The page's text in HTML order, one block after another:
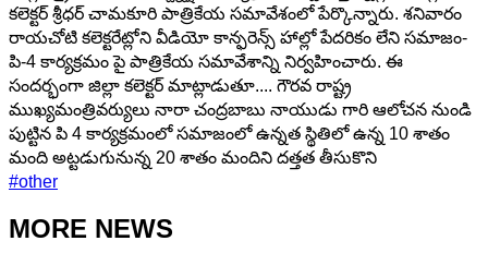
కలెక్టర్ శ్రీధర్ చామకూరి పాత్రికేయ సమావేశంలో పేర్కొన్నారు. శనివారం
రాయచోటి కలెక్టరేట్లోని వీడియో కాన్ఫరెన్స్ హాల్లో పేదరికం లేని సమాజం-
పి-4 కార్యక్రమం పై పాత్రికేయ సమావేశాన్ని నిర్వహించారు. ఈ
సందర్భంగా జిల్లా కలెక్టర్ మాట్లాడుతూ.... గౌరవ రాష్ట్ర
ముఖ్యమంత్రివర్యులు నారా చంద్రబాబు నాయుడు గారి ఆలోచన నుండి
పుట్టిన పి 4 కార్యక్రమంలో సమాజంలో ఉన్నత స్థితిలో ఉన్న 10 శాతం
మంది అట్టడుగునున్న 20 శాతం మందిని దత్తత తీసుకొని
#other
MORE NEWS